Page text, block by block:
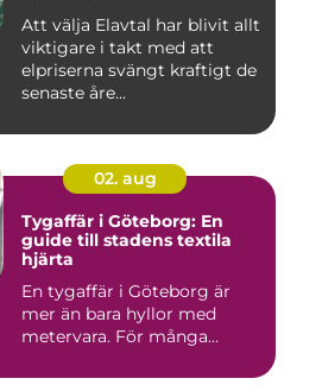
Att välja Elavtal har blivit allt
viktigare i takt med att
elpriserna svängt kraftigt de
senaste åre...
02. aug
Tygaffär i Göteborg: En
guide till stadens textila
hjärta
En tygaffär i Göteborg är
mer än bara hyllor med
metervara. För många...